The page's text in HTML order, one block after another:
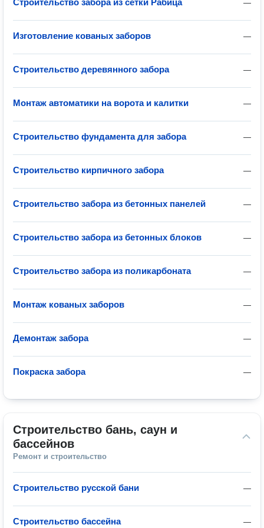
—
Строительство забора из сетки Рабица
—
Изготовление кованых заборов
—
Строительство деревянного забора
—
Монтаж автоматики на ворота и калитки
—
Строительство фундамента для забора
—
Строительство кирпичного забора
—
Строительство забора из бетонных панелей
—
Строительство забора из бетонных блоков
—
Строительство забора из поликарбоната
—
Монтаж кованых заборов
—
Демонтаж забора
—
Покраска забора
Строительство бань, саун и
бассейнов
Ремонт и строительство
—
Строительство русской бани
—
Строительство бассейна